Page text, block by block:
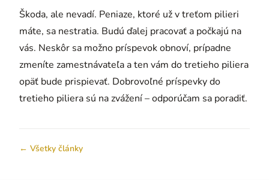
Škoda, ale nevadí. Peniaze, ktoré už v treťom pilieri
máte, sa nestratia. Budú ďalej pracovať a počkajú na
vás. Neskôr sa možno príspevok obnoví, prípadne
zmeníte zamestnávateľa a ten vám do tretieho piliera
opäť bude prispievať. Dobrovoľné príspevky do
tretieho piliera sú na zvážení – odporúčam sa poradiť.
← Všetky články